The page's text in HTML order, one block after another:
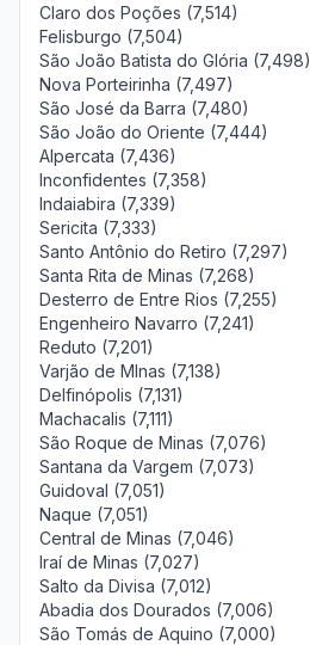
Claro dos Poções (7,514)
Felisburgo (7,504)
São João Batista do Glória (7,498)
Nova Porteirinha (7,497)
São José da Barra (7,480)
São João do Oriente (7,444)
Alpercata (7,436)
Inconfidentes (7,358)
Indaiabira (7,339)
Sericita (7,333)
Santo Antônio do Retiro (7,297)
Santa Rita de Minas (7,268)
Desterro de Entre Rios (7,255)
Engenheiro Navarro (7,241)
Reduto (7,201)
Varjão de MInas (7,138)
Delfinópolis (7,131)
Machacalis (7,111)
São Roque de Minas (7,076)
Santana da Vargem (7,073)
Guidoval (7,051)
Naque (7,051)
Central de Minas (7,046)
Iraí de Minas (7,027)
Salto da Divisa (7,012)
Abadia dos Dourados (7,006)
São Tomás de Aquino (7,000)